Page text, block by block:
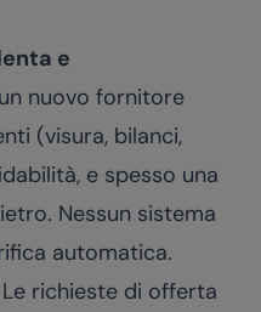
e
nuovo fornitore
(visura, bilanci,
e spesso una
Nessun sistema
automatica.
Le richieste di offerta